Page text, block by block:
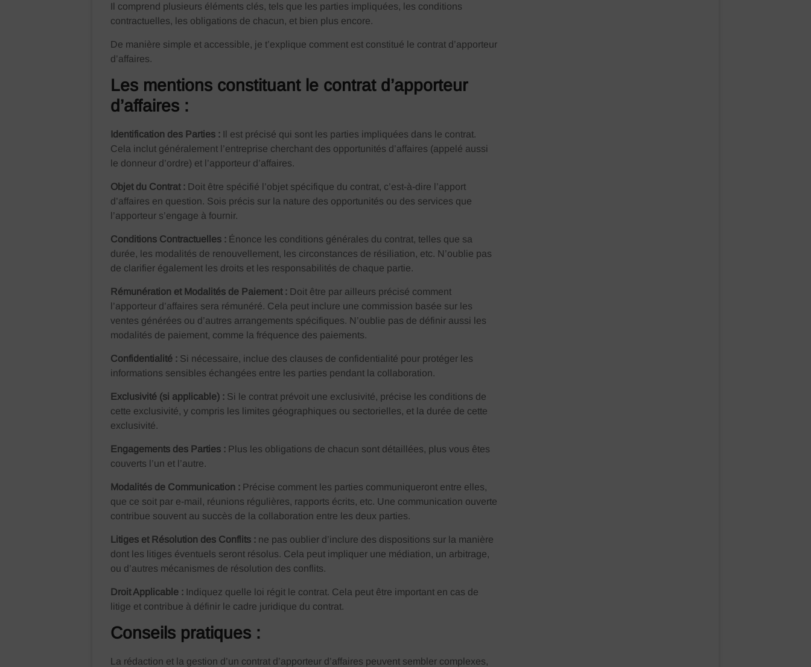
Il comprend plusieurs éléments clés, tels que les parties impliquées, les conditions
contractuelles, les obligations de chacun, et bien plus encore.
De manière simple et accessible, je t’explique comment est constitué le contrat d’apporteur
d’affaires.
Les mentions constituant le contrat d’apporteur
d’affaires :
Identification des Parties : Il est précisé qui sont les parties impliquées dans le contrat.
Cela inclut généralement l’entreprise cherchant des opportunités d’affaires (appelé aussi
le donneur d’ordre) et l’apporteur d’affaires.
Objet du Contrat : Doit être spécifié l’objet spécifique du contrat, c’est-à-dire l’apport
d’affaires en question. Sois précis sur la nature des opportunités ou des services que
l’apporteur s’engage à fournir.
Conditions Contractuelles : Énonce les conditions générales du contrat, telles que sa
durée, les modalités de renouvellement, les circonstances de résiliation, etc. N’oublie pas
de clarifier également les droits et les responsabilités de chaque partie.
Rémunération et Modalités de Paiement : Doit être par ailleurs précisé comment
l’apporteur d’affaires sera rémunéré. Cela peut inclure une commission basée sur les
ventes générées ou d’autres arrangements spécifiques. N’oublie pas de définir aussi les
modalités de paiement, comme la fréquence des paiements.
Confidentialité : Si nécessaire, inclue des clauses de confidentialité pour protéger les
informations sensibles échangées entre les parties pendant la collaboration.
Exclusivité (si applicable) : Si le contrat prévoit une exclusivité, précise les conditions de
cette exclusivité, y compris les limites géographiques ou sectorielles, et la durée de cette
exclusivité.
Engagements des Parties : Plus les obligations de chacun sont détaillées, plus vous êtes
couverts l’un et l’autre.
Modalités de Communication : Précise comment les parties communiqueront entre elles,
que ce soit par e-mail, réunions régulières, rapports écrits, etc. Une communication ouverte
contribue souvent au succès de la collaboration entre les deux parties.
Litiges et Résolution des Conflits : ne pas oublier d’inclure des dispositions sur la manière
dont les litiges éventuels seront résolus. Cela peut impliquer une médiation, un arbitrage,
ou d’autres mécanismes de résolution des conflits.
Droit Applicable : Indiquez quelle loi régit le contrat. Cela peut être important en cas de
litige et contribue à définir le cadre juridique du contrat.
Conseils pratiques :
La rédaction et la gestion d’un contrat d’apporteur d’affaires peuvent sembler complexes,